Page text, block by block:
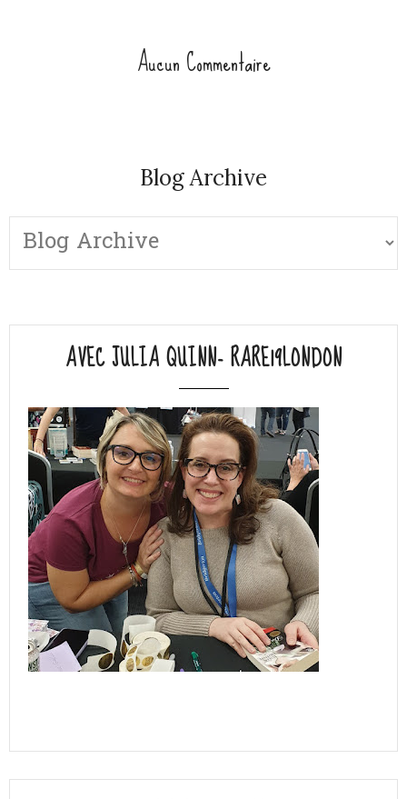
Aucun Commentaire
Blog Archive
AVEC JULIA QUINN- RARE19LONDON